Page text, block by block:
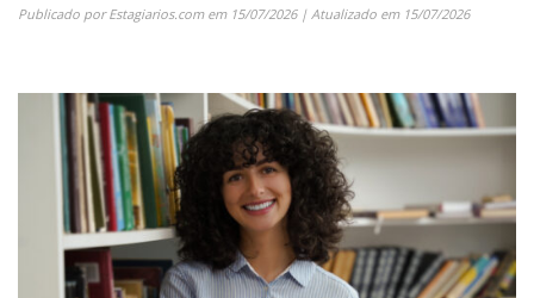
Publicado porEstagiarios.comem 15/07/2026| Atualizado em 15/07/2026